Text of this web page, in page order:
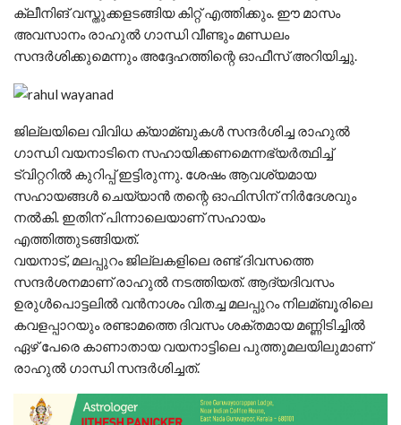
ക്ലീനിങ് വസ്തുക്കളടങ്ങിയ കിറ്റ് എത്തിക്കും. ഈ മാസം
അവസാനം രാഹുല്‍ ഗാന്ധി വീണ്ടും മണ്ഡലം
സന്ദര്‍ശിക്കുമെന്നും അദ്ദേഹത്തിന്റെ ഓഫീസ് അറിയിച്ചു.
ജില്ലയിലെ വിവിധ ക്യാമ്ബുകള്‍ സന്ദര്‍ശിച്ച രാഹുല്‍
ഗാന്ധി വയനാടിനെ സഹായിക്കണമെന്നഭ്യര്‍ത്ഥിച്ച്‌
ട്വിറ്ററില്‍ കുറിപ്പ് ഇട്ടിരുന്നു. ശേഷം ആവശ്യമായ
സഹായങ്ങള്‍ ചെയ്യാന്‍ തന്റെ ഓഫിസിന് നിര്‍ദേശവും
നല്‍കി. ഇതിന് പിന്നാലെയാണ് സഹായം
എത്തിത്തുടങ്ങിയത്.
വയനാട്, മലപ്പുറം ജില്ലകളിലെ രണ്ട് ദിവസത്തെ
സന്ദര്‍ശനമാണ് രാഹുല്‍ നടത്തിയത്. ആദ്യദിവസം
ഉരുള്‍പൊട്ടലില്‍ വന്‍നാശം വിതച്ച മലപ്പുറം നിലമ്ബൂരിലെ
കവളപ്പാറയും രണ്ടാമത്തെ ദിവസം ശക്തമായ മണ്ണിടിച്ചില്‍
ഏഴ് പേരെ കാണാതായ വയനാട്ടിലെ പുത്തുമലയിലുമാണ്
രാഹുല്‍ ഗാന്ധി സന്ദര്‍ശിച്ചത്.